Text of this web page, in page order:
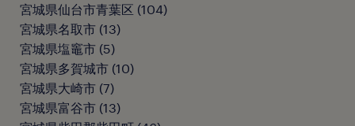
宮城県仙台市青葉区 (104)
宮城県名取市 (13)
宮城県塩竈市 (5)
宮城県多賀城市 (10)
宮城県大崎市 (7)
宮城県富谷市 (13)